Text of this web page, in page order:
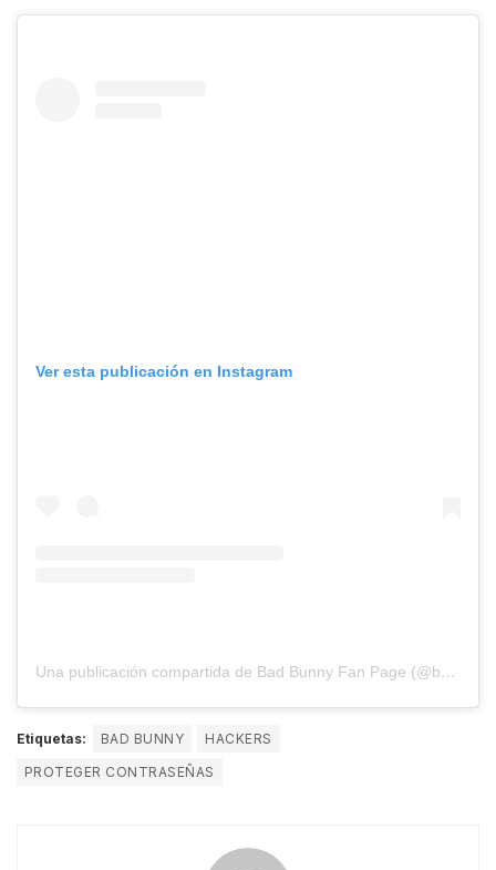
Ver esta publicación en Instagram
Una publicación compartida de Bad Bunny Fan Page (@badbunnyybenito)
Etiquetas: BAD BUNNY
HACKERS
PROTEGER CONTRASEÑAS